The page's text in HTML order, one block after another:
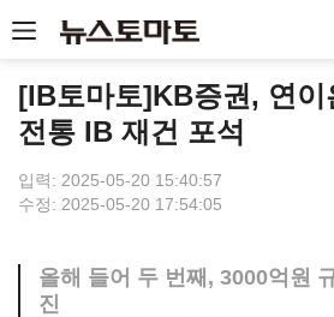
[IB토마토]KB증권, 연
전통 IB 재건 포석
입력: 2025-05-20 15:40:57
수정: 2025-05-20 17:54:05
올해 들어 두 번째, 3000억원
진